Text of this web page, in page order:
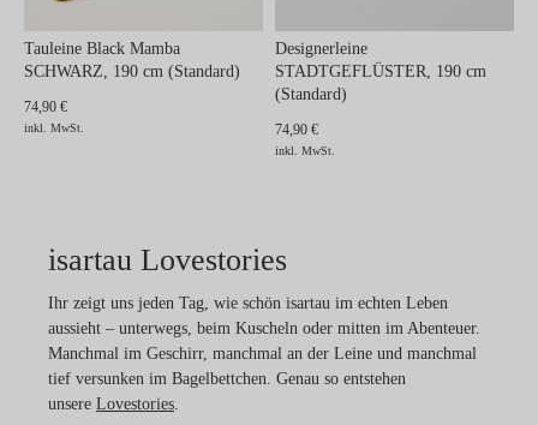
Tauleine Black Mamba
SCHWARZ, 190 cm (Standard)
74,90 €
inkl. MwSt.
Designerleine
STADTGEFLÜSTER, 190 cm
(Standard)
74,90 €
inkl. MwSt.
isartau Lovestories
Ihr zeigt uns jeden Tag, wie schön isartau im echten Leben
aussieht – unterwegs, beim Kuscheln oder mitten im Abenteuer.
Manchmal im Geschirr, manchmal an der Leine und manchmal
tief versunken im Bagelbettchen. Genau so entstehen
unsere Lovestories.